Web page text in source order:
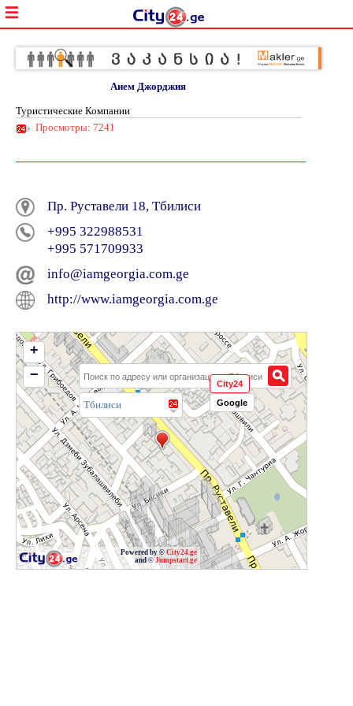
Аием Джорджия
Туристические Компании
Просмотры: 7241
Пр. Руставели 18, Тбилиси
+995 322988531
+995 571709933
info@iamgeorgia.com.ge
http://www.iamgeorgia.com.ge
Тбилиси
Powered by © City24.ge
and ©Jumpstart.ge
+
−
City24
Google